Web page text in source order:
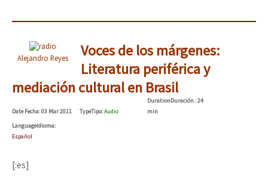
Alejandro Reyes
Voces de los márgenes:
Literatura periférica y
mediación cultural en Brasil
DateFecha: 03 Mar 2011 TypeTipo:Audio
DurationDuración: 24
min
LanguageIdioma:
Español
[:es]